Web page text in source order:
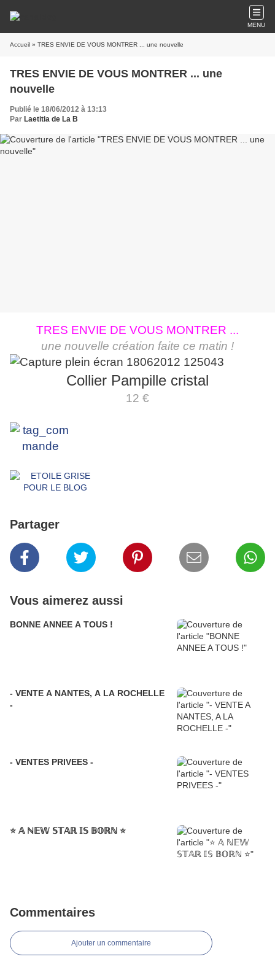
MENU
Accueil » TRES ENVIE DE VOUS MONTRER ... une nouvelle
TRES ENVIE DE VOUS MONTRER ... une
nouvelle
Publié le 18/06/2012 à 13:13
Par Laetitia de La B
TRES ENVIE DE VOUS MONTRER ...
une nouvelle création faite ce matin !
Collier Pampille cristal
12 €
Partager
Vous aimerez aussi
BONNE ANNEE A TOUS !
- VENTE A NANTES, A LA ROCHELLE
-
- VENTES PRIVEES -
⭐️ 𝔸 ℕ𝔼𝕎 𝕊𝕋𝔸ℝ 𝕀𝕊 𝔹𝕆ℝℕ ⭐️
Commentaires
Ajouter un commentaire